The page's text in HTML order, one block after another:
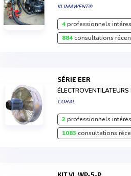
KLIMAWENT®
4professionnels
884consultations
SÉRIE EER
CORAL
2professionnels
1083 consultations